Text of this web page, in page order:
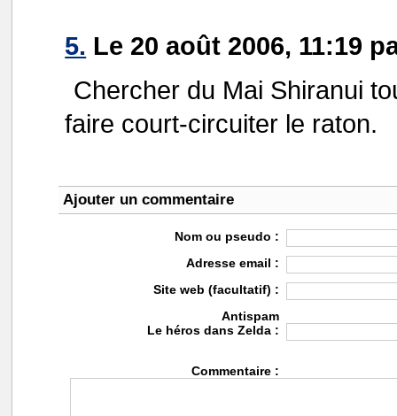
5. Le 20 août 2006, 11:19
Chercher du Mai Shiranui
faire court-circuiter le raton.
Ajouter un commentaire
Nom ou pseudo :
Adresse email :
Site web (facultatif) :
Antispam
Le héros dans Zelda :
Commentaire :